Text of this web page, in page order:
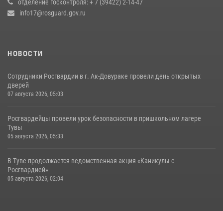
17 июля 2026, 07:22 1
отделение госконтроля: + 7 (39422) 2-14-47
info17@rosguard.gov.ru
НОВОСТИ
Сотрудники Росгвардии в г. Ак-Довураке провели день открытых
дверей
07 августа 2026, 05:03
Росгвардейцы провели урок безопасности в пришкольном лагере
Тувы
05 августа 2026, 05:33
В Туве продолжается ведомственная акция «Каникулы с
Росгвардией»
05 августа 2026, 02:04